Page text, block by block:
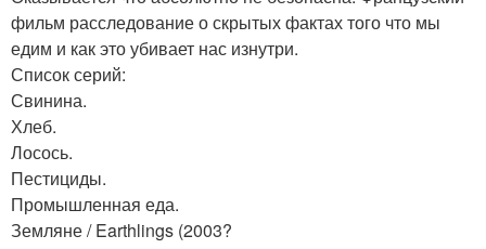
фильм расследование о скрытых фактах того что мы
едим и как это убивает нас изнутри.
Список серий:
Свинина.
Хлеб.
Лосось.
Пестициды.
Промышленная еда.
Земляне / Earthlings (2003?